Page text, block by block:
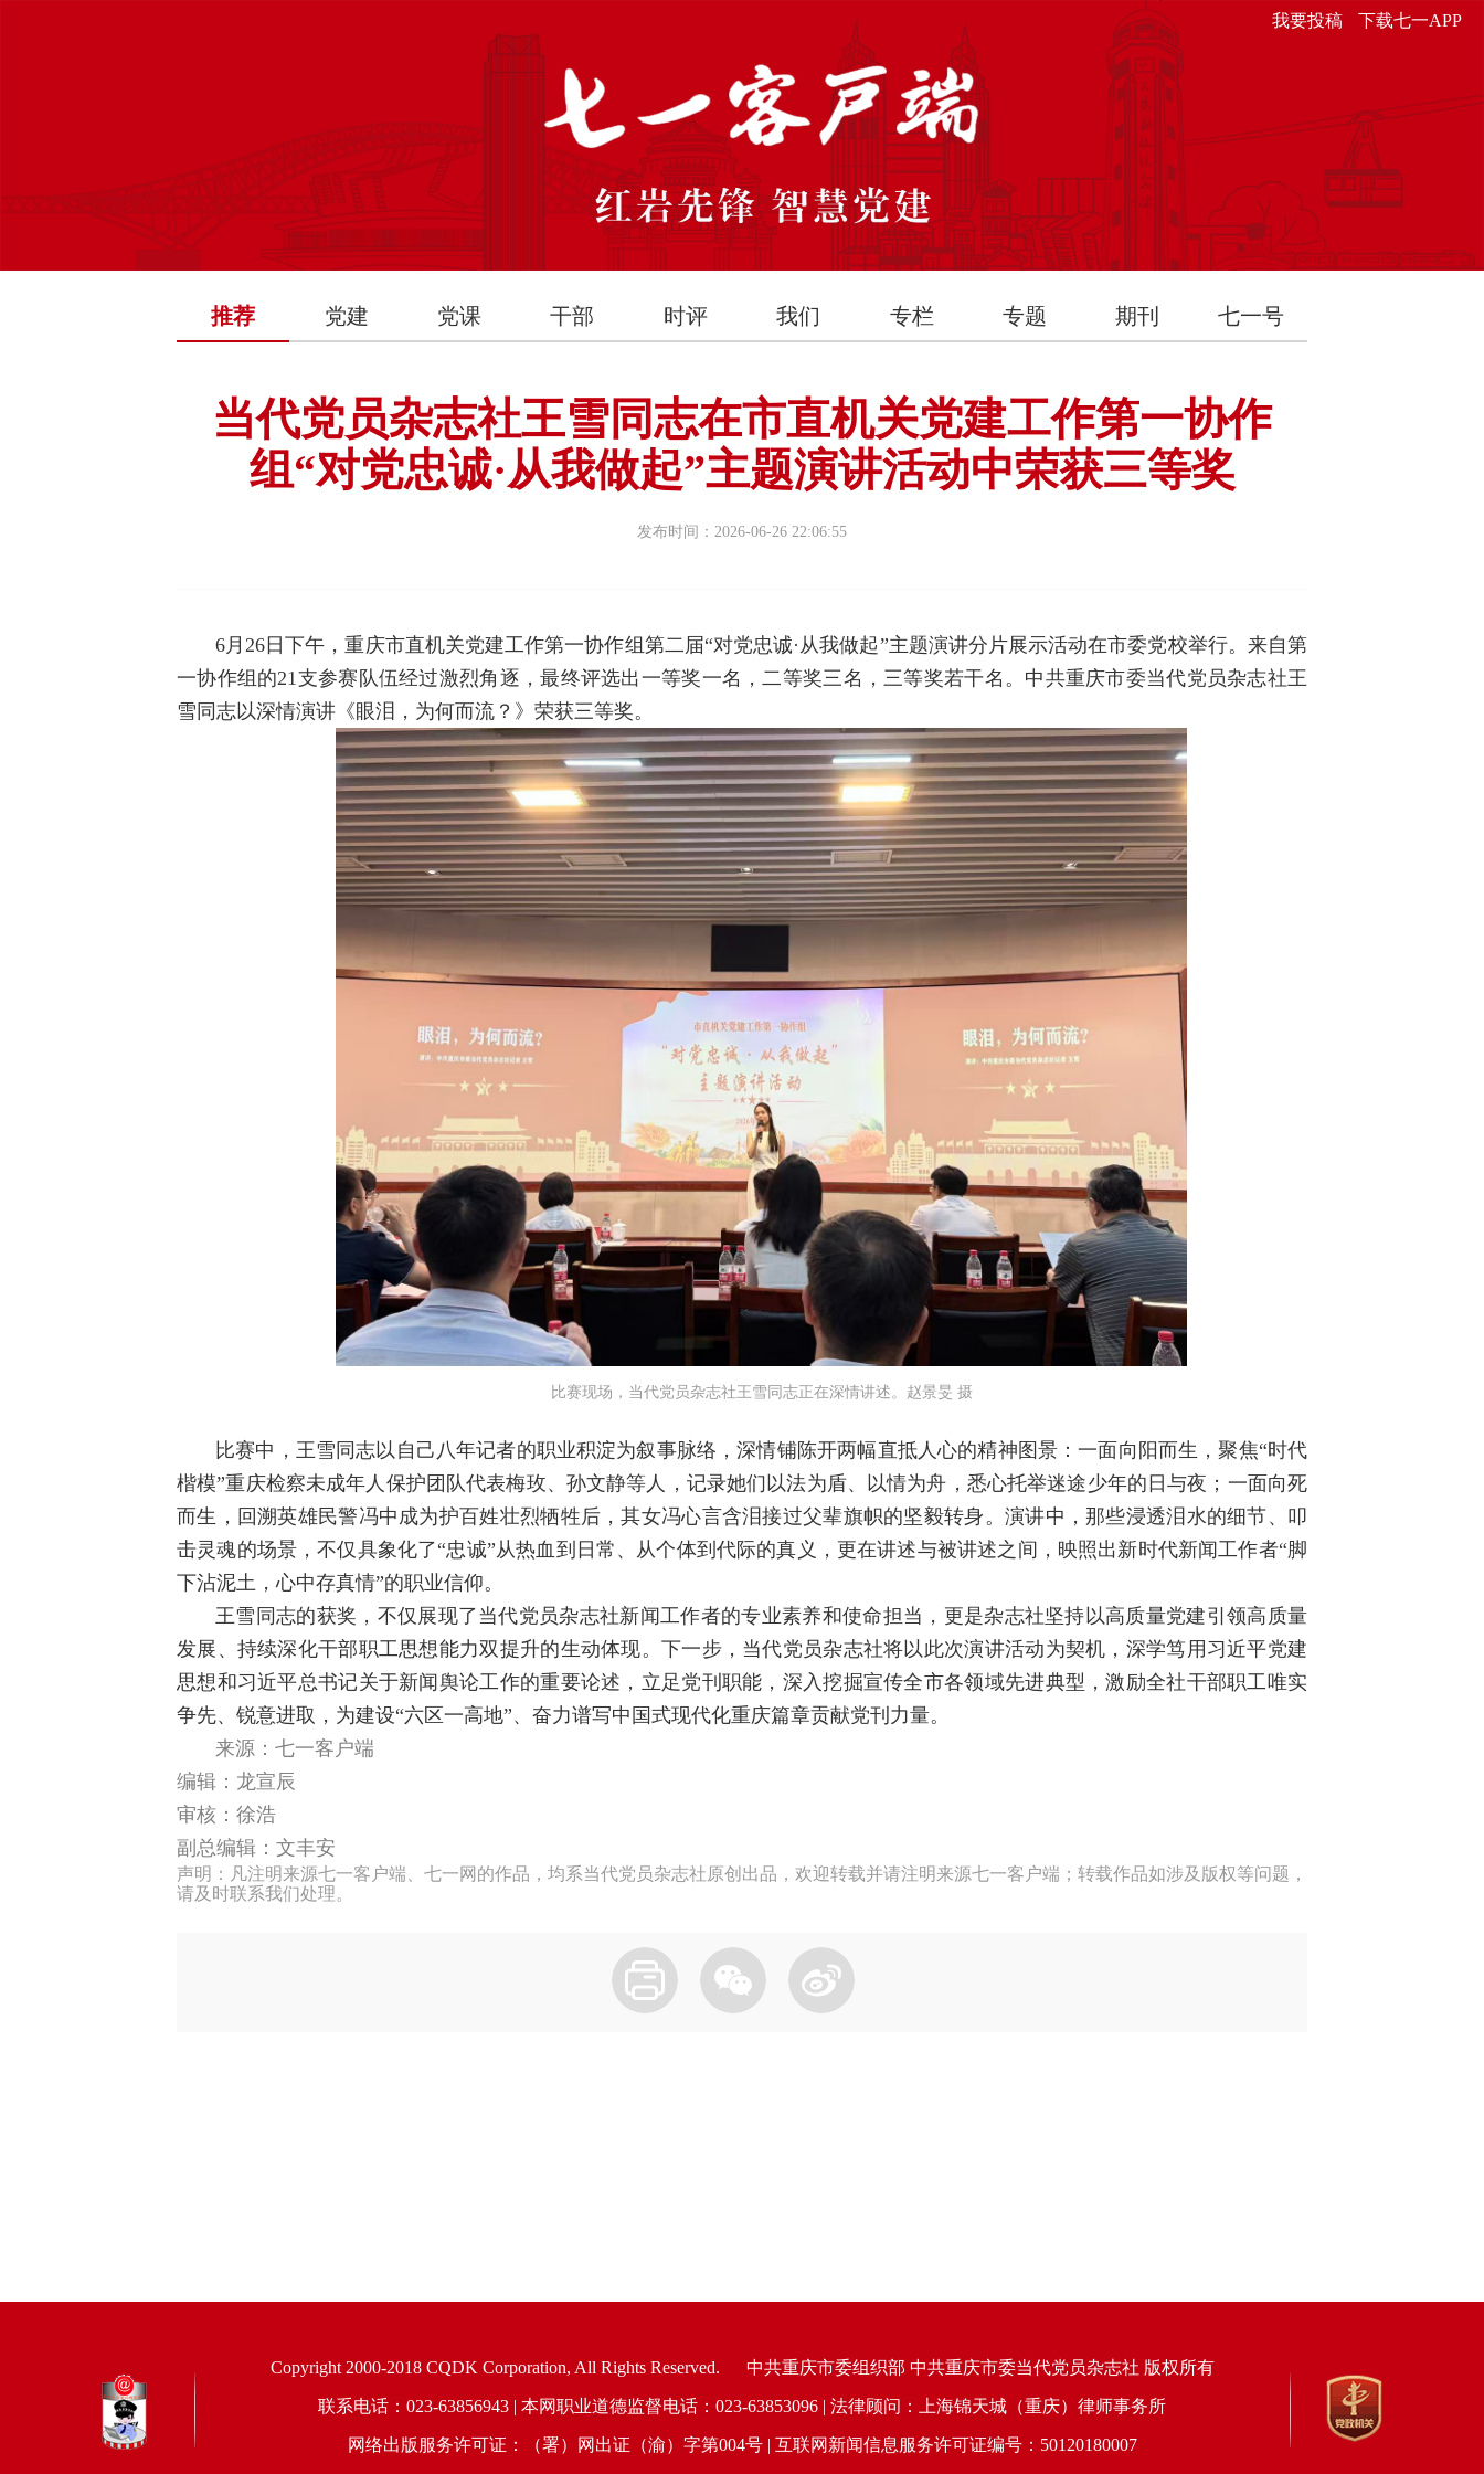
我要投稿 下载七一APP
推荐 党建 党课 干部 时评 我们 专栏 专题 期刊 七一号
当代党员杂志社王雪同志在市直机关党建工作第一协作
组“对党忠诚·从我做起”主题演讲活动中荣获三等奖
发布时间：2026-06-26 22:06:55
6月26日下午，重庆市直机关党建工作第一协作组第二届“对党忠诚·从我做起”主题演讲分片展示活动在市委党校举行。来自第
一协作组的21支参赛队伍经过激烈角逐，最终评选出一等奖一名，二等奖三名，三等奖若干名。中共重庆市委当代党员杂志社王
雪同志以深情演讲《眼泪，为何而流？》荣获三等奖。
比赛现场，当代党员杂志社王雪同志正在深情讲述。赵景旻 摄
比赛中，王雪同志以自己八年记者的职业积淀为叙事脉络，深情铺陈开两幅直抵人心的精神图景：一面向阳而生，聚焦“时代
楷模”重庆检察未成年人保护团队代表梅玫、孙文静等人，记录她们以法为盾、以情为舟，悉心托举迷途少年的日与夜；一面向死
而生，回溯英雄民警冯中成为护百姓壮烈牺牲后，其女冯心言含泪接过父辈旗帜的坚毅转身。演讲中，那些浸透泪水的细节、叩
击灵魂的场景，不仅具象化了“忠诚”从热血到日常、从个体到代际的真义，更在讲述与被讲述之间，映照出新时代新闻工作者“脚
下沾泥土，心中存真情”的职业信仰。
王雪同志的获奖，不仅展现了当代党员杂志社新闻工作者的专业素养和使命担当，更是杂志社坚持以高质量党建引领高质量
发展、持续深化干部职工思想能力双提升的生动体现。下一步，当代党员杂志社将以此次演讲活动为契机，深学笃用习近平党建
思想和习近平总书记关于新闻舆论工作的重要论述，立足党刊职能，深入挖掘宣传全市各领域先进典型，激励全社干部职工唯实
争先、锐意进取，为建设“六区一高地”、奋力谱写中国式现代化重庆篇章贡献党刊力量。
来源：七一客户端
编辑：龙宣辰
审核：徐浩
副总编辑：文丰安
声明：凡注明来源七一客户端、七一网的作品，均系当代党员杂志社原创出品，欢迎转载并请注明来源七一客户端；转载作品如涉及版权等问题，
请及时联系我们处理。
Copyright 2000-2018 CQDK Corporation, All Rights Reserved. 中共重庆市委组织部 中共重庆市委当代党员杂志社 版权所有
联系电话：023-63856943 | 本网职业道德监督电话：023-63853096 | 法律顾问：上海锦天城（重庆）律师事务所
网络出版服务许可证：（署）网出证（渝）字第004号 | 互联网新闻信息服务许可证编号：50120180007